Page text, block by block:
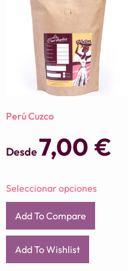
Perú Cuzco
Desde7,00 €
Seleccionar opciones
Add To Compare
Add To Wishlist